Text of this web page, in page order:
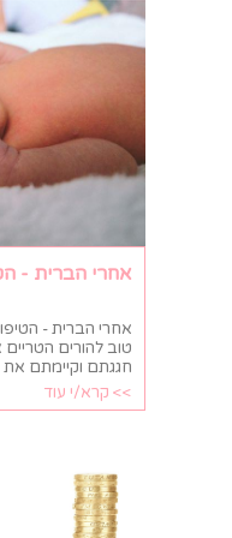
אחרי הברית -
אחרי הברית -
טוב להורים
חגגתם וקיימתם
המצוות החשובות
דברים שחשוב
>> קרא/י עוד